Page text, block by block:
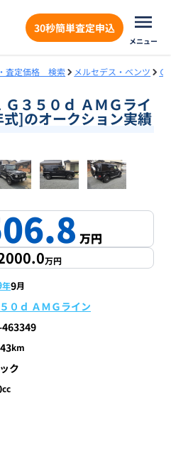
30秒簡単査定申込
メニュー
査定価格 検索 メルセデス・ベンツ Ｇ
３５０ｄ ＡＭＧライ
]のオークション実績
1/18
万円
万円
年9月
０ｄ ＡＭＧライン
km
ク
cc